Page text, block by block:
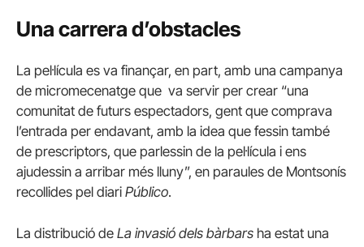
Una carrera d’obstacles
La pel·lícula es va finançar, en part, amb una campanya
de micromecenatge que va servir per crear “una
comunitat de futurs espectadors, gent que comprava
l’entrada per endavant, amb la idea que fessin també
de prescriptors, que parlessin de la pel·lícula i ens
ajudessin a arribar més lluny”, en paraules de Montsonís
recollides pel diari Público.
La distribució de La invasió dels bàrbars ha estat una